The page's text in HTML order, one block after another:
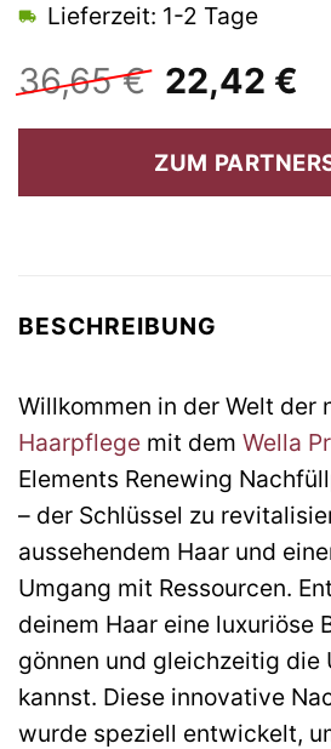
36,65€
Preis
war:
36,65 €
22,42 €
Lieferzeit: 1-2 Tage
ZUM
BESCHREIBUNG
Willkommen in der Welt der
Haarpflege mit dem Wella
Elements Renewing
– der Schlüssel zu
aussehendem Haar und
Umgang mit Ressourcen.
deinem Haar eine luxuriöse
gönnen und gleichzeitig die
kannst. Diese innovative
wurde speziell entwickelt,